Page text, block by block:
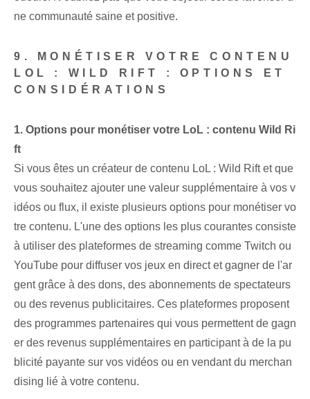
ne communauté saine et positive.
9. MONÉTISER VOTRE CONTENU
LOL : WILD RIFT : OPTIONS ET
CONSIDÉRATIONS
1. Options pour monétiser votre LoL : contenu Wild Ri
ft
Si vous êtes un créateur de contenu LoL : Wild Rift et que
vous souhaitez ajouter une valeur supplémentaire à vos v
idéos ou flux, il existe plusieurs options pour monétiser vo
tre contenu. L'une des options les plus courantes consiste
à utiliser des plateformes de streaming comme Twitch ou
YouTube pour diffuser vos jeux en direct et gagner de l'ar
gent grâce à des dons, des abonnements de spectateurs
ou des revenus publicitaires. Ces plateformes proposent
des programmes partenaires qui vous permettent de gagn
er des revenus supplémentaires en participant à de la pu
blicité payante sur vos vidéos ou en vendant du merchan
dising lié à votre contenu.